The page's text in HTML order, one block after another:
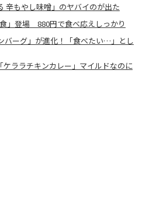
辛もやし味噌」のヤバイのが出た
」登場 880円で食べ応えしっかり
バーグ」が進化！「食べたい…」とし
ケララチキンカレー」マイルドなのに